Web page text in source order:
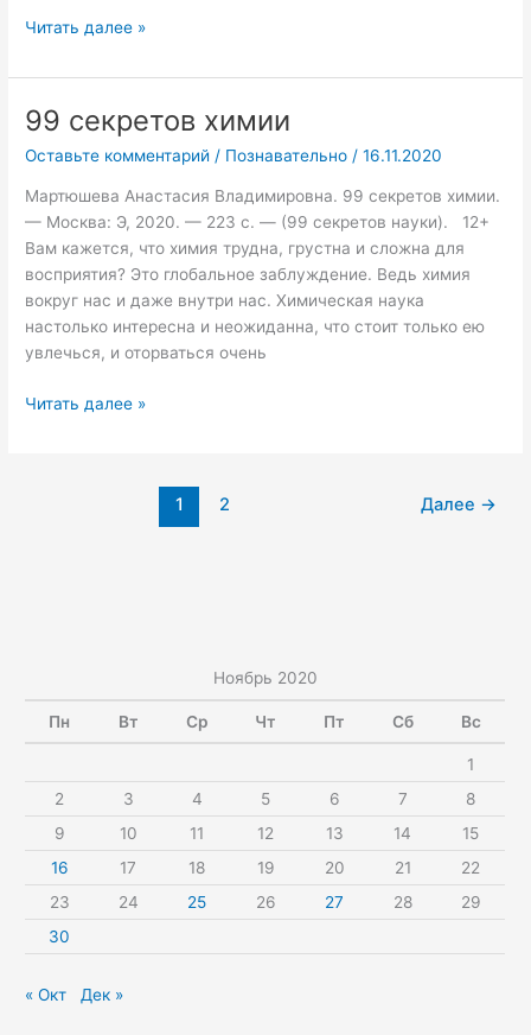
Читать далее »
99 секретов химии
Оставьте комментарий / Познавательно /16.11.2020
Мартюшева Анастасия Владимировна. 99 секретов химии.
— Москва: Э, 2020. — 223 с. — (99 секретов науки). 12+
Вам кажется, что химия трудна, грустна и сложна для
восприятия? Это глобальное заблуждение. Ведь химия
вокруг нас и даже внутри нас. Химическая наука
настолько интересна и неожиданна, что стоит только ею
увлечься, и оторваться очень
99
химии
Читать далее »
1 2 Далее →
Ноябрь 2020
Пн Вт Ср Чт Пт Сб Вс
1
2
3 4 5 6 7
8
9
10 11 12 13 14
15
16
17 18 19 20 21
22
23
24 25 26 27 28
29
30
« Окт Дек »